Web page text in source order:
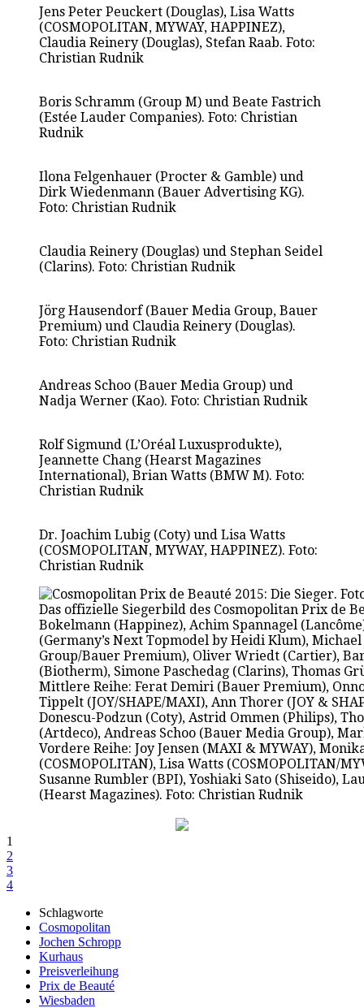
Jens Peter Peuckert (Douglas), Lisa Watts
(COSMOPOLITAN, MYWAY, HAPPINEZ),
Claudia Reinery (Douglas), Stefan Raab. Foto:
Christian Rudnik
Boris Schramm (Group M) und Beate Fastrich
(Estée Lauder Companies). Foto: Christian
Rudnik
Ilona Felgenhauer (Procter & Gamble) und
Dirk Wiedenmann (Bauer Advertising KG).
Foto: Christian Rudnik
Claudia Reinery (Douglas) und Stephan Seidel
(Clarins). Foto: Christian Rudnik
Jörg Hausendorf (Bauer Media Group, Bauer
Premium) und Claudia Reinery (Douglas).
Foto: Christian Rudnik
Andreas Schoo (Bauer Media Group) und
Nadja Werner (Kao). Foto: Christian Rudnik
Rolf Sigmund (L’Oréal Luxusprodukte),
Jeannette Chang (Hearst Magazines
International), Brian Watts (BMW M). Foto:
Christian Rudnik
Dr. Joachim Lubig (Coty) und Lisa Watts
(COSMOPOLITAN, MYWAY, HAPPINEZ). Foto:
Christian Rudnik
Das offizielle Siegerbild des Cosmopolitan Prix de
Bokelmann (Happinez), Achim Spannagel
(Germany’s Next Topmodel by Heidi Klum),
Group/Bauer Premium), Oliver Wriedt (Cartier),
(Biotherm), Simone Paschedag (Clarins), Thomas
Mittlere Reihe: Ferat Demiri (Bauer Premium),
Tippelt (JOY/SHAPE/MAXI), Ann Thorer (JOY &
Donescu-Podzun (Coty), Astrid Ommen (Philips),
(Artdeco), Andreas Schoo (Bauer Media Group),
Vordere Reihe: Joy Jensen (MAXI & MYWAY),
(COSMOPOLITAN), Lisa Watts (COSMOPOLITAN/
Susanne Rumbler (BPI), Yoshiaki Sato (Shiseido),
(Hearst Magazines). Foto: Christian Rudnik
1
2
3
4
Schlagworte
Cosmopolitan
Jochen Schropp
Kurhaus
Preisverleihung
Prix de Beauté
Wiesbaden